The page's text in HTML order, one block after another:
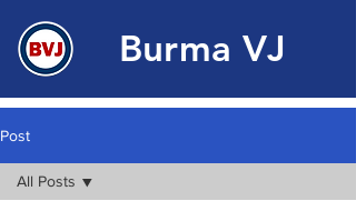
Burma VJ
Post
All Posts